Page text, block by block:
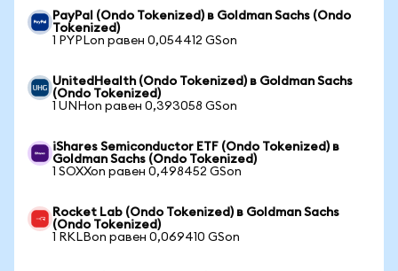
PayPal (Ondo Tokenized) в Goldman Sachs (Ondo
Tokenized)
1 PYPLon равен 0,054412 GSon
UnitedHealth (Ondo Tokenized) в Goldman Sachs
(Ondo Tokenized)
1 UNHon равен 0,393058 GSon
iShares Semiconductor ETF (Ondo Tokenized) в
Goldman Sachs (Ondo Tokenized)
1 SOXXon равен 0,498452 GSon
Rocket Lab (Ondo Tokenized) в Goldman Sachs
(Ondo Tokenized)
1 RKLBon равен 0,069410 GSon